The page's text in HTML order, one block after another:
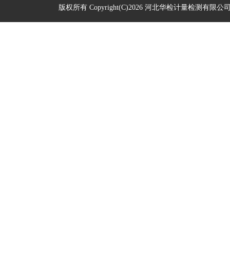
版权所有 Copyright(C)2026 河北华检计量检测有限